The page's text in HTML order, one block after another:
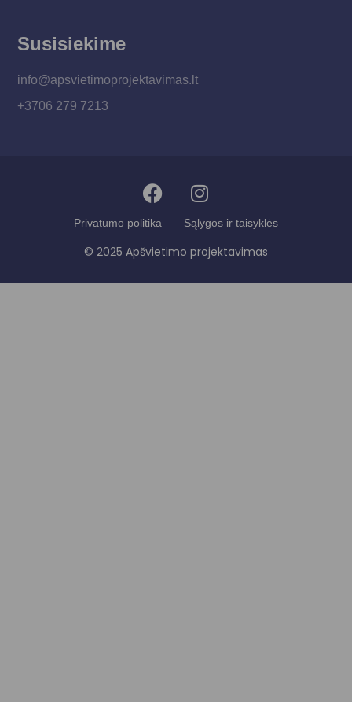
Susisiekime
info@apsvietimoprojektavimas.lt
+3706 279 7213
Privatumo politika Sąlygos ir taisyklės
© 2025 Apšvietimo projektavimas